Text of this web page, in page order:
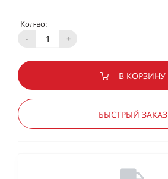
Кол-во:
-
+
В КОРЗИНУ
БЫСТРЫЙ ЗАКАЗ